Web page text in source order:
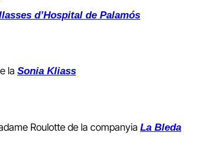
d’Hospital de Palamós
la Sonia Kliass
Roulotte de la companyia La Bleda